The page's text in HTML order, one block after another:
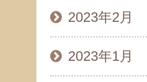
2023年2月
2023年1月